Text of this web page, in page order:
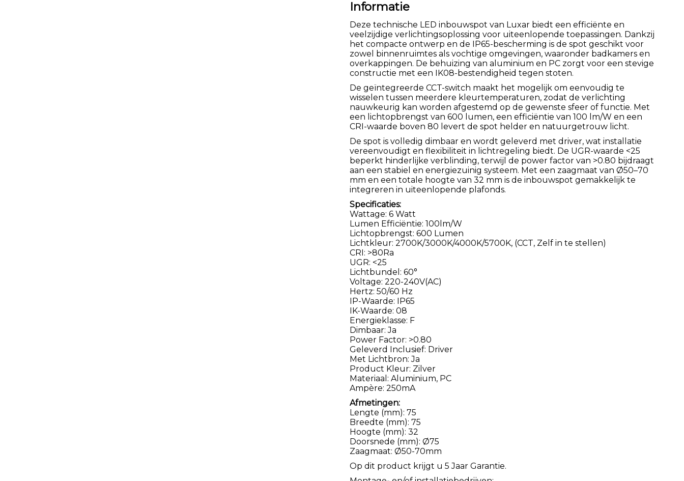
Informatie
Deze technische LED inbouwspot van Luxar biedt een efficiënte en
veelzijdige verlichtingsoplossing voor uiteenlopende toepassingen. Dankzij
het compacte ontwerp en de IP65-bescherming is de spot geschikt voor
zowel binnenruimtes als vochtige omgevingen, waaronder badkamers en
overkappingen. De behuizing van aluminium en PC zorgt voor een stevige
constructie met een IK08-bestendigheid tegen stoten.
De geïntegreerde CCT-switch maakt het mogelijk om eenvoudig te
wisselen tussen meerdere kleurtemperaturen, zodat de verlichting
nauwkeurig kan worden afgestemd op de gewenste sfeer of functie. Met
een lichtopbrengst van 600 lumen, een efficiëntie van 100 lm/W en een
CRI-waarde boven 80 levert de spot helder en natuurgetrouw licht.
De spot is volledig dimbaar en wordt geleverd met driver, wat installatie
vereenvoudigt en flexibiliteit in lichtregeling biedt. De UGR-waarde <25
beperkt hinderlijke verblinding, terwijl de power factor van >0.80 bijdraagt
aan een stabiel en energiezuinig systeem. Met een zaagmaat van Ø50–70
mm en een totale hoogte van 32 mm is de inbouwspot gemakkelijk te
integreren in uiteenlopende plafonds.
Specificaties:
Wattage: 6 Watt
Lumen Efficiëntie: 100lm/W
Lichtopbrengst: 600 Lumen
Lichtkleur: 2700K/3000K/4000K/5700K, (CCT, Zelf in te stellen)
CRI: >80Ra
UGR: <25
Lichtbundel: 60°
Voltage: 220-240V(AC)
Hertz: 50/60 Hz
IP-Waarde: IP65
IK-Waarde: 08
Energieklasse: F
Dimbaar: Ja
Power Factor: >0.80
Geleverd Inclusief: Driver
Met Lichtbron: Ja
Product Kleur: Zilver
Materiaal: Aluminium, PC
Ampère: 250mA
Afmetingen:
Lengte (mm): 75
Breedte (mm): 75
Hoogte (mm): 32
Doorsnede (mm): Ø75
Zaagmaat: Ø50-70mm
Op dit product krijgt u 5 Jaar Garantie.